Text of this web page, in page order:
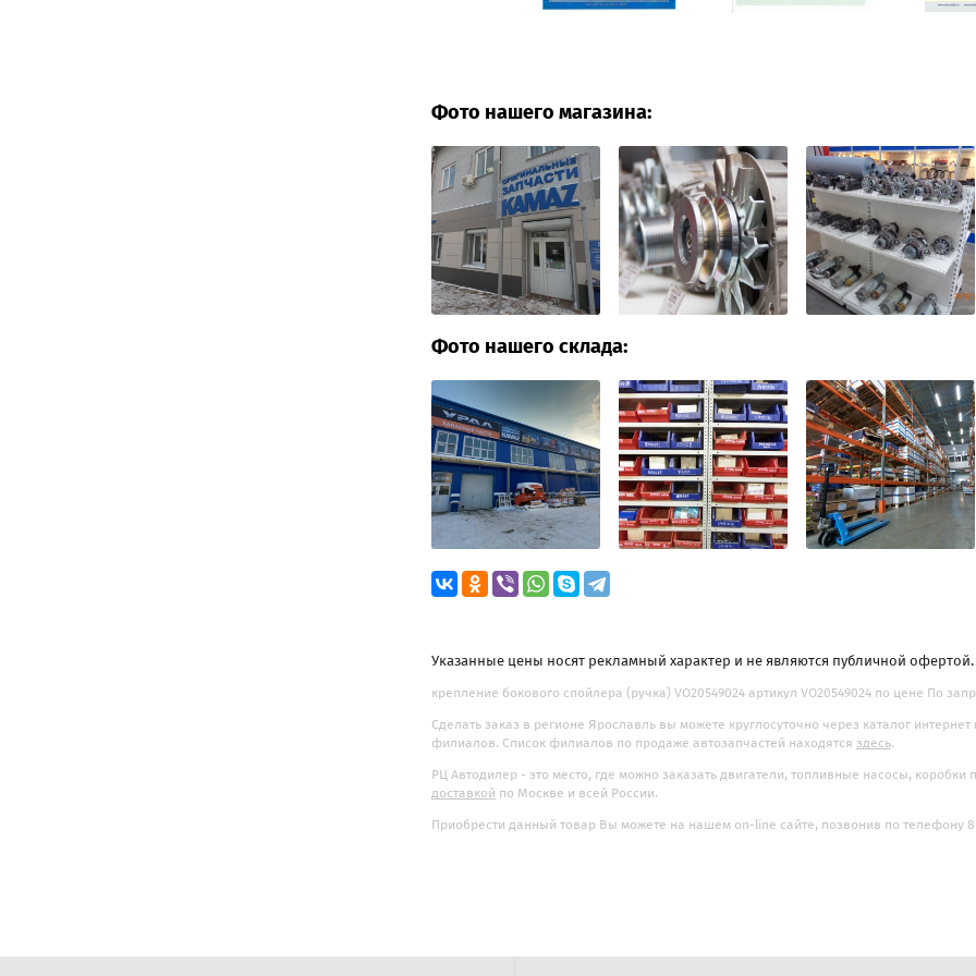
Фото нашего магазина:
Фото нашего склада:
Указанные цены носят рекламный характер и не являются публичной офертой.
крепление бокового спойлера (ручка) VO20549024 артикул VO20549024 по цене По
Сделать заказ в регионе Ярославль вы можете круглосуточно через каталог
филиалов. Список филиалов по продаже автозапчастей находятся здесь.
РЦ Автодилер - это место, где можно заказать двигатели, топливные насосы,
доставкой по Москве и всей России.
Приобрести данный товар Вы можете на нашем on-line сайте, позвонив по телефону